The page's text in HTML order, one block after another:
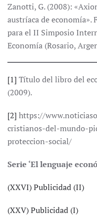
Zanotti, G. (2008):
austríaca de economía».
para el II Simposio
Economía (Rosario,
[1] Título del libro del
(2009).
[2] https://
cristianos-del-mundo-
proteccion-social/
Serie ‘El lenguaje
(XXVI) Publicidad (II)
(XXV) Publicidad (I)